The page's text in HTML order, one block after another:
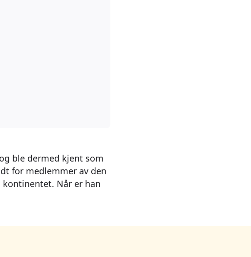
ble dermed kjent som
for medlemmer av den
Når er han